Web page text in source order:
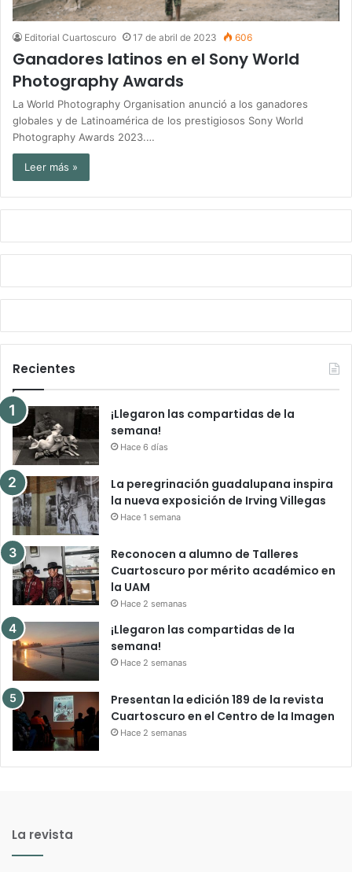
Editorial Cuartoscuro 17 de abril de 2023 606
Ganadores latinos en el Sony World
Photography Awards
La World Photography Organisation anunció a los ganadores
globales y de Latinoamérica de los prestigiosos Sony World
Photography Awards 2023.…
Leer más »
Recientes
¡Llegaron las compartidas de la
semana!
Hace 6 días
La peregrinación guadalupana inspira
la nueva exposición de Irving Villegas
Hace 1 semana
Reconocen a alumno de Talleres
Cuartoscuro por mérito académico en
la UAM
Hace 2 semanas
¡Llegaron las compartidas de la
semana!
Hace 2 semanas
Presentan la edición 189 de la revista
Cuartoscuro en el Centro de la Imagen
Hace 2 semanas
La revista